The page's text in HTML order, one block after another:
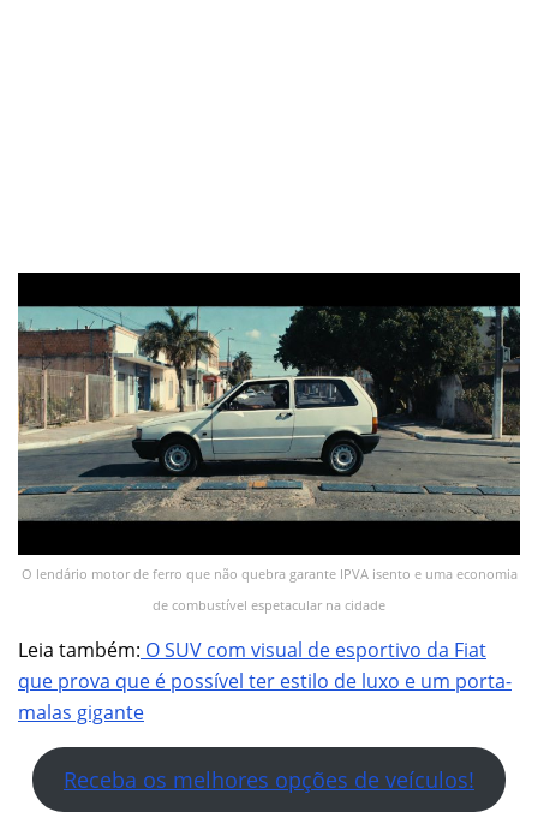
O lendário motor de ferro que não quebra garante IPVA isento e uma economia
de combustível espetacular na cidade
Leia também: O SUV com visual de esportivo da Fiat
que prova que é possível ter estilo de luxo e um porta-
malas gigante
Receba os melhores opções de veículos!